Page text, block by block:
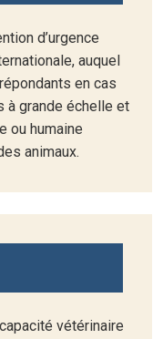
d’urgence
auquel
en cas
à grande échelle et
ou humaine
animaux.
vétérinaire